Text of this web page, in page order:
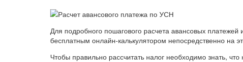
Для подробного пошагового расчета авансовых
бесплатным онлайн-калькулятором непосредственно на
Чтобы правильно рассчитать налог необходимо знать,